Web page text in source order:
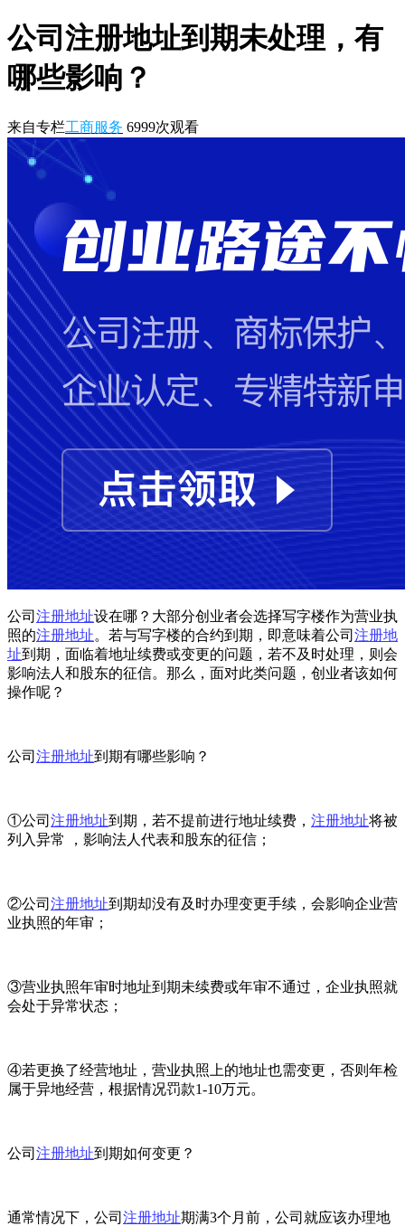
公司注册地址到期未处理，有
哪些影响？
来自专栏工商服务 6999次观看
公司 注册地址设在哪？大部分创业者会选择写字楼作为营业执
照的注册地址。若与写字楼的合约到期，即意味着公司 注册地
址到期，面临着地址续费或变更的问题，若不及时处理，则会
影响法人和股东的征信。那么，面对此类问题，创业者该如何
操作呢？
公司 注册地址到期有哪些影响？
①公司 注册地址到期，若不提前进行地址续费， 注册地址将被
列入异常 ，影响法人代表和股东的征信；
②公司 注册地址到期却没有及时办理变更手续，会影响企业营
业执照的年审；
③营业执照年审时地址到期未续费或年审不通过，企业执照就
会处于异常状态；
④若更换了经营地址，营业执照上的地址也需变更，否则年检
属于异地经营，根据情况罚款1-10万元。
公司 注册地址到期如何变更？
通常情况下，公司 注册地址期满3个月前，公司就应该办理地